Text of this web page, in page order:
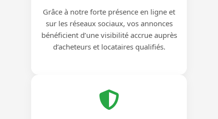
Grâce à notre forte présence en ligne et
sur les réseaux sociaux, vos annonces
bénéficient d’une visibilité accrue auprès
d’acheteurs et locataires qualifiés.